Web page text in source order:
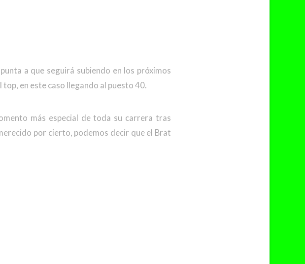
a que seguirá subiendo en los próximos
top, en este caso llegando al puesto 40.
más especial de toda su carrera tras
por cierto, podemos decir que el Brat